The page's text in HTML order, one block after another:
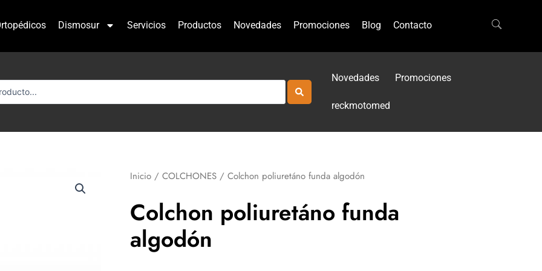
Dismosur Servicios Productos Novedades Promociones Blog Contacto
Novedades Promociones
reckmotomed
Inicio/ COLCHONES/ Colchon poliuretáno funda algodón
Colchon poliuretáno funda
algodón